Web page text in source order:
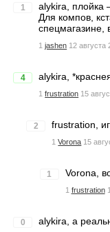
1
alykira, плойка
Для компов,
спецмагазине,
1 jashen 12 августа
4 alykira,
1 frustration 15
2 frustration,
1 Vorona 15
1 Vorona,
1 frustration
0 alykira, а